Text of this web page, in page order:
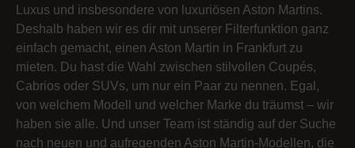
Luxus und insbesondere von luxuriösen Aston Martins.
Deshalb haben wir es dir mit unserer Filterfunktion ganz
einfach gemacht, einen Aston Martin in Frankfurt zu
mieten. Du hast die Wahl zwischen stilvollen Coupés,
Cabrios oder SUVs, um nur ein Paar zu nennen. Egal,
von welchem Modell und welcher Marke du träumst – wir
haben sie alle. Und unser Team ist ständig auf der Suche
nach neuen und aufregenden Aston Martin-Modellen, die